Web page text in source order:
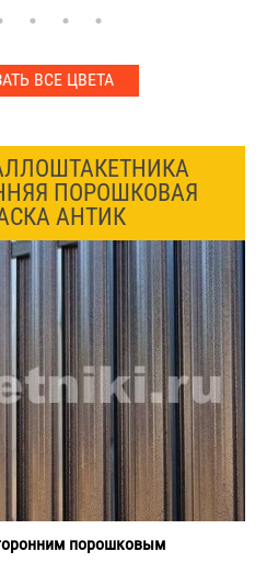
ВСЕ ЦВЕТА
ПОРОШКОВАЯ
АНТИК
порошковым